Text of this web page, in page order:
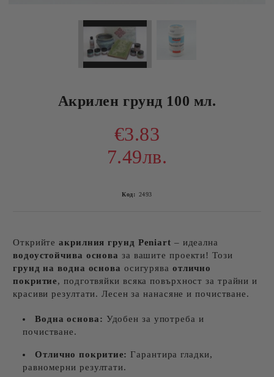
Акрилен грунд 100 мл.
€3.83
7.49лв.
Код: 2493
Открийтеакрилния грунд Peniart – идеална
водоустойчива основа за вашите проекти! Този
грунд на водна основа осигурява отлично
покритие, подготвяйки всяка повърхност за трайни и
красиви резултати. Лесен за нанасяне и почистване.
Водна основа: Удобен за употреба и
почистване.
Отлично покритие: Гарантира гладки,
равномерни резултати.